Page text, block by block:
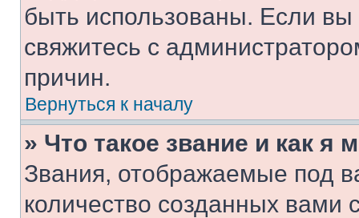
быть использованы. Если
свяжитесь с
причин.
Вернуться к началу
» Что такое звание и как я
Звания, отображаемые под
количество созданных